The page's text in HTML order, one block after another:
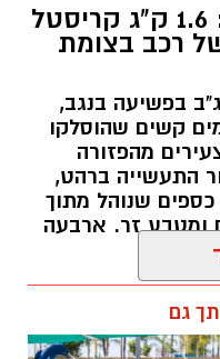
הכלבה איקרה הריחה: 1.6 ק"ג קריסטל
רכב בצומת
בפשיעה בנגב,
קשים שהוסלקו
מהפזורה
התעשייה ברהט,
שנוהל מתוך
ומטבע זר. ארבעה
גם